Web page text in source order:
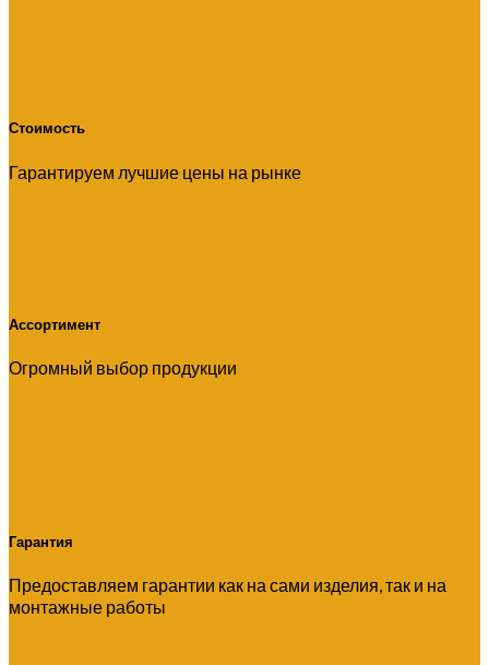
Стоимость
Гарантируем лучшие цены на рынке
Ассортимент
Огромный выбор продукции
Гарантия
Предоставляем гарантии как на сами изделия, так и на
монтажные работы